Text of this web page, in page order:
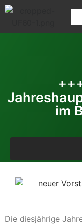
im
Die diesjährige